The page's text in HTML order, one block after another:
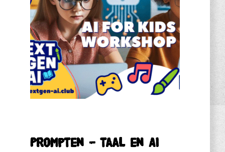
Prompten – taal en AI